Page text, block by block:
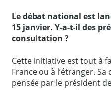
Le débat national est
15 janvier. Y-a-t-il des
consultation ?
Cette initiative est tout à
France ou à l’étranger.
pensée par le président